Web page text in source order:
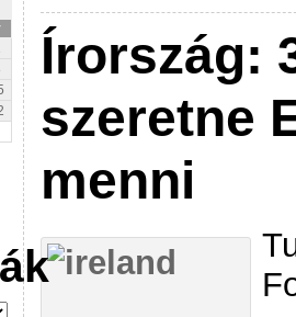
Írország:
szeretne
menni